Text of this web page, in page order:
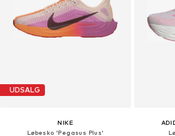
UDSALG
NIKE
Løbesko 'Pegasus Plus'